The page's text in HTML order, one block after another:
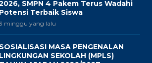
SMPN 4 Pakem Terus Wadahi
Potensi Terbaik Siswa
minggu yang lalu
SOSIALISASI MASA PENGENALAN
LINGKUNGAN SEKOLAH (MPLS)